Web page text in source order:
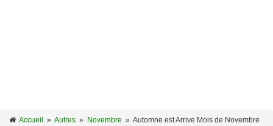
Accueil » Autres » Novembre » Automne est Arrive Mois de Novembre